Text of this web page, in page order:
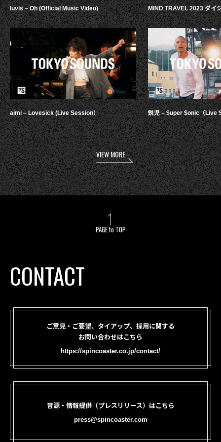
luvis – Oh (Official Music Video)
aimi – Lovesick (Live Session）
MIND TRAVEL 2023 ダイ
鋭児 – $uper $onic（Live
VIEW MORE
PAGE to TOP
CONTACT
ご意見・ご要望、タイアップ、採用に関する
お問い合わせはこちら
https://spincoaster.co.jp/contact/
音源・情報提供（プレスリリース）はこちら
press@spincoaster.com